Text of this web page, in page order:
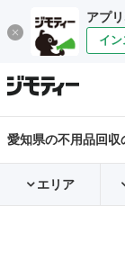
アプ
イ
愛知県の不用品回収
エリア